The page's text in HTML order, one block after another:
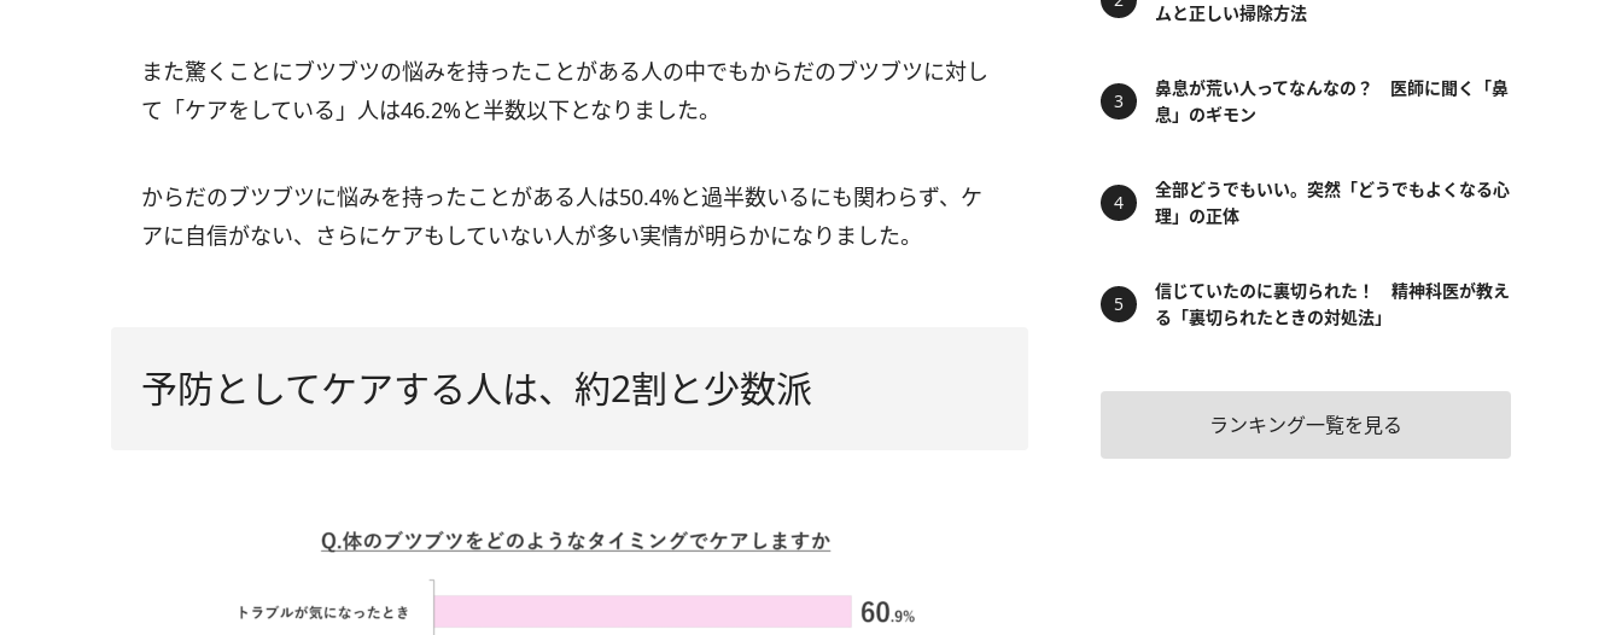
また驚くことにブツブツの悩みを持ったことがある人の中でもからだのブツブツに対し
て「ケアをしている」人は46.2%と半数以下となりました。
からだのブツブツに悩みを持ったことがある人は50.4%と過半数いるにも関わらず、ケ
アに自信がない、さらにケアもしていない人が多い実情が明らかになりました。
予防としてケアする人は、約2割と少数派
ムと正しい掃除方法
鼻息が荒い人ってなんなの？ 医師に聞く「鼻
息」のギモン
全部どうでもいい。突然「どうでもよくなる心
理」の正体
信じていたのに裏切られた！ 精神科医が教え
る「裏切られたときの対処法」
ランキング一覧を見る